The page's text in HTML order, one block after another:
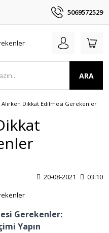
5069572529
ARA
Alırken Dikkat Edilmesi Gerekenler
20-08-2021 03:10
Gerekenler:
Yapın